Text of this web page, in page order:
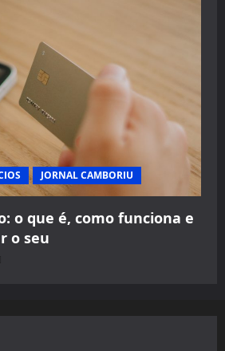
JORNAL CAMBORIU
o que é, como funciona e
o seu